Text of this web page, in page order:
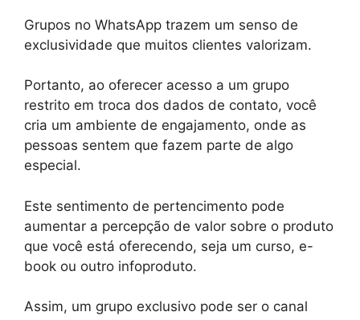
Grupos no WhatsApp trazem um senso de
exclusividade que muitos clientes valorizam.
Portanto, ao oferecer acesso a um grupo
restrito em troca dos dados de contato, você
cria um ambiente de engajamento, onde as
pessoas sentem que fazem parte de algo
especial.
Este sentimento de pertencimento pode
aumentar a percepção de valor sobre o produto
que você está oferecendo, seja um curso, e-
book ou outro infoproduto.
Assim, um grupo exclusivo pode ser o canal